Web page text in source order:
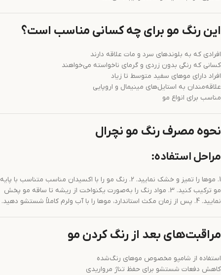
این رنگ مو برای چه کسانی مناسب است؟
افرادی که به بلوندهای سرد و مات علاقه دارند
کسانی که رنگی بدون زردی و گرمای ناخواسته می‌خواهند
افراد دارای موهای سفید متوسط تا زیاد
علاقه‌مندان به استایل‌های مینیمال و اروپایی
مناسب برای انواع مو
نحوه مصرف رنگ مو نچرال
مراحل استفاده:
1. موها را تمیز و خشک نمایید. 2. رنگ مو را با اکسیدان مناسب متناسب با پایه
مو ترکیب کنید. 3. مواد رنگ را به‌صورت یکنواخت از ریشه تا ساقه مو پخش
نمایید. 4. پس از زمان مکث استاندارد، موها را با آب ولرم کاملاً شستشو دهید.
مراقبت‌های بعد از رنگ کردن مو
استفاده از شامپو مخصوص موهای رنگ‌شده
کاهش دفعات شستشو برای حفظ تناژ مرواریدی